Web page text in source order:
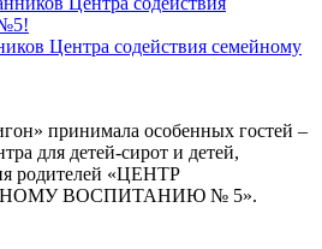
Центра содействия семейному
принимала особенных гостей –
для детей-сирот и детей,
родителей «ЦЕНТР
ВОСПИТАНИЮ № 5».